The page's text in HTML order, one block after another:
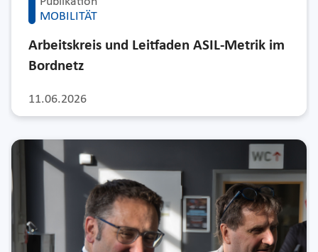
MOBILITÄT
11.06.2026
Arbeitskreis und Leitfaden ASIL-Metrik im
Bordnetz